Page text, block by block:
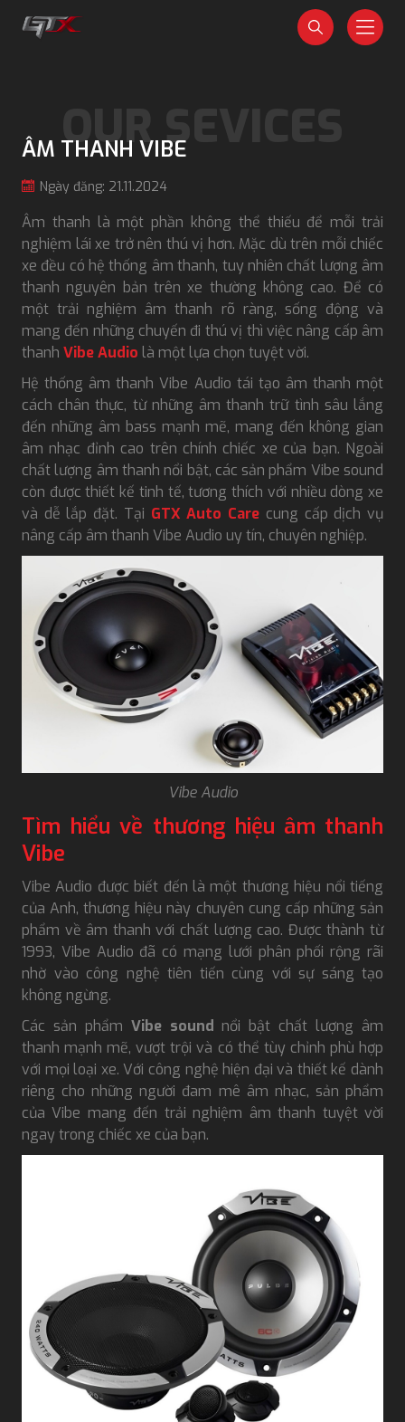
ÂM THANH VIBE
Ngày đăng: 21.11.2024
Âm thanh là một phần không thể thiếu để mỗi trải
nghiệm lái xe trở nên thú vị hơn. Mặc dù trên mỗi chiếc
xe đều có hệ thống âm thanh, tuy nhiên chất lượng âm
thanh nguyên bản trên xe thường không cao. Để có
một trải nghiệm âm thanh rõ ràng, sống động và
mang đến những chuyến đi thú vị thì việc nâng cấp âm
thanh Vibe Audio là một lựa chọn tuyệt vời.
Hệ thống âm thanh Vibe Audio tái tạo âm thanh một
cách chân thực, từ những âm thanh trữ tình sâu lắng
đến những âm bass mạnh mẽ, mang đến không gian
âm nhạc đỉnh cao trên chính chiếc xe của bạn. Ngoài
chất lượng âm thanh nổi bật, các sản phẩm Vibe sound
còn được thiết kế tinh tế, tương thích với nhiều dòng xe
và dễ lắp đặt. Tại GTX Auto Care cung cấp dịch vụ
nâng cấp âm thanh Vibe Audio uy tín, chuyên nghiệp.
Vibe Audio
Tìm hiểu về thương hiệu âm thanh
Vibe
Vibe Audio được biết đến là một thương hiệu nổi tiếng
của Anh, thương hiệu này chuyên cung cấp những sản
phẩm về âm thanh với chất lượng cao. Được thành từ
1993, Vibe Audio đã có mạng lưới phân phối rộng rãi
nhờ vào công nghệ tiên tiến cùng với sự sáng tạo
không ngừng.
Các sản phẩm Vibe sound nổi bật chất lượng âm
thanh mạnh mẽ, vượt trội và có thể tùy chỉnh phù hợp
với mọi loại xe. Với công nghệ hiện đại và thiết kế dành
riêng cho những người đam mê âm nhạc, sản phẩm
của Vibe mang đến trải nghiệm âm thanh tuyệt vời
ngay trong chiếc xe của bạn.